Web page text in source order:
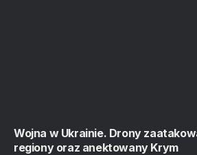
Wojna w Ukrainie. Drony
regiony oraz anektowany Krym